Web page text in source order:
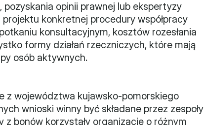
opinii prawnej lub ekspertyzy
konkretnej procedury współpracy
konsultacyjnym, kosztów rozesłania
formy działań rzeczniczych, które mają
osób aktywnych.
z województwa kujawsko-pomorskiego
wnioski winny być składane przez zespoły
bonów korzystały organizacje o różnym